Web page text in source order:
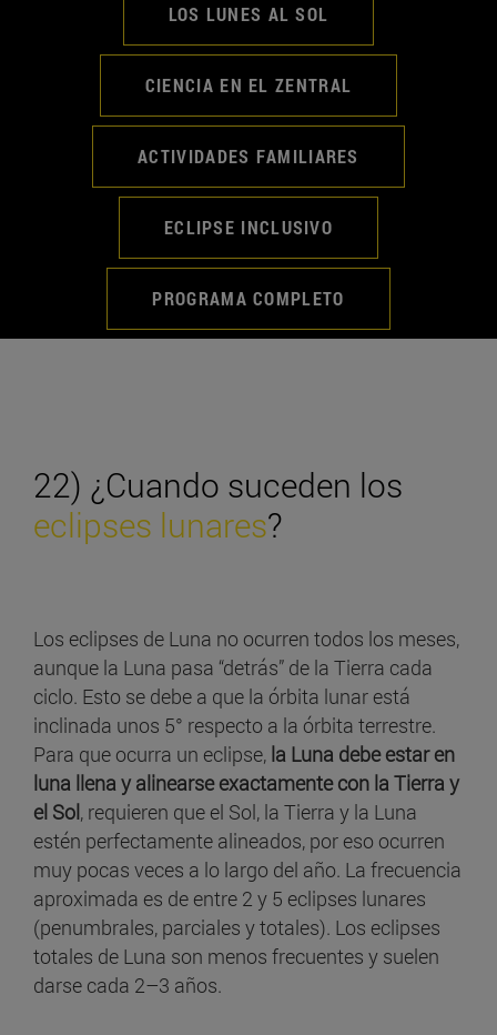
LOS LUNES AL SOL
CIENCIA EN EL ZENTRAL
ACTIVIDADES FAMILIARES
ECLIPSE INCLUSIVO
PROGRAMA COMPLETO
22) ¿Cuando suceden los
eclipses lunares?
Los eclipses de Luna no ocurren todos los meses,
aunque la Luna pasa “detrás” de la Tierra cada
ciclo. Esto se debe a que la órbita lunar está
inclinada unos 5° respecto a la órbita terrestre.
Para que ocurra un eclipse, la Luna debe estar en
luna llena y alinearse exactamente con la Tierra y
el Sol, requieren que el Sol, la Tierra y la Luna
estén perfectamente alineados, por eso ocurren
muy pocas veces a lo largo del año. La frecuencia
aproximada es de entre 2 y 5 eclipses lunares
(penumbrales, parciales y totales). Los eclipses
totales de Luna son menos frecuentes y suelen
darse cada 2–3 años.